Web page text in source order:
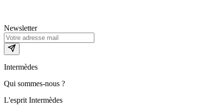
Newsletter
Intermèdes
Qui sommes-nous ?
L'esprit Intermèdes